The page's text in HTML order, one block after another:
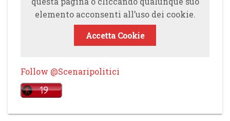
elemento acconsenti all’uso dei cookie.
Accetta Cookie
Follow @Scenaripolitici